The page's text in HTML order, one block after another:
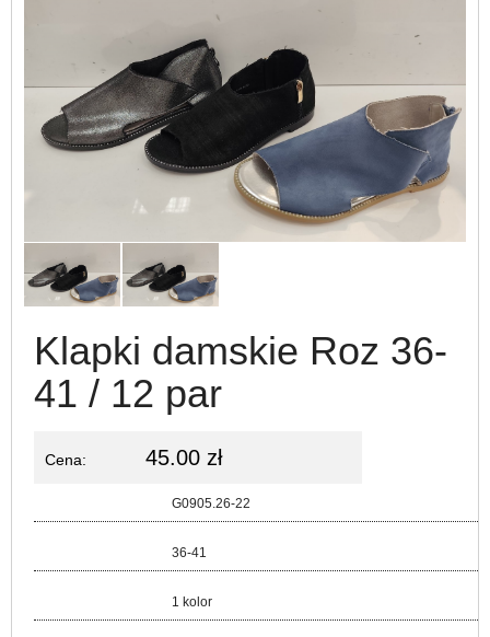
Klapki damskie Roz 36-
41 / 12 par
Cena: 45.00 zł
G0905.26-22
36-41
1 kolor